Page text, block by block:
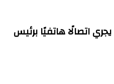
اتصالًا هاتفيًا برئيس